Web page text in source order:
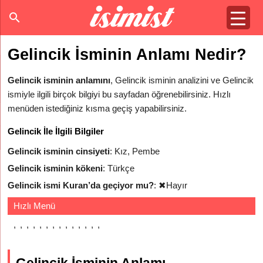
Gelincik İsminin Anlamı Nedir?
Gelincik isminin anlamını, Gelincik isminin analizini ve Gelincik
ismiyle ilgili birçok bilgiyi bu sayfadan öğrenebilirsiniz. Hızlı
menüden istediğiniz kısma geçiş yapabilirsiniz.
Gelincik İle İlgili Bilgiler
Gelincik isminin cinsiyeti: Kız, Pembe
Gelincik isminin kökeni: Türkçe
Gelincik ismi Kuran’da geçiyor mu?: ✖Hayır
Hızlı Menü